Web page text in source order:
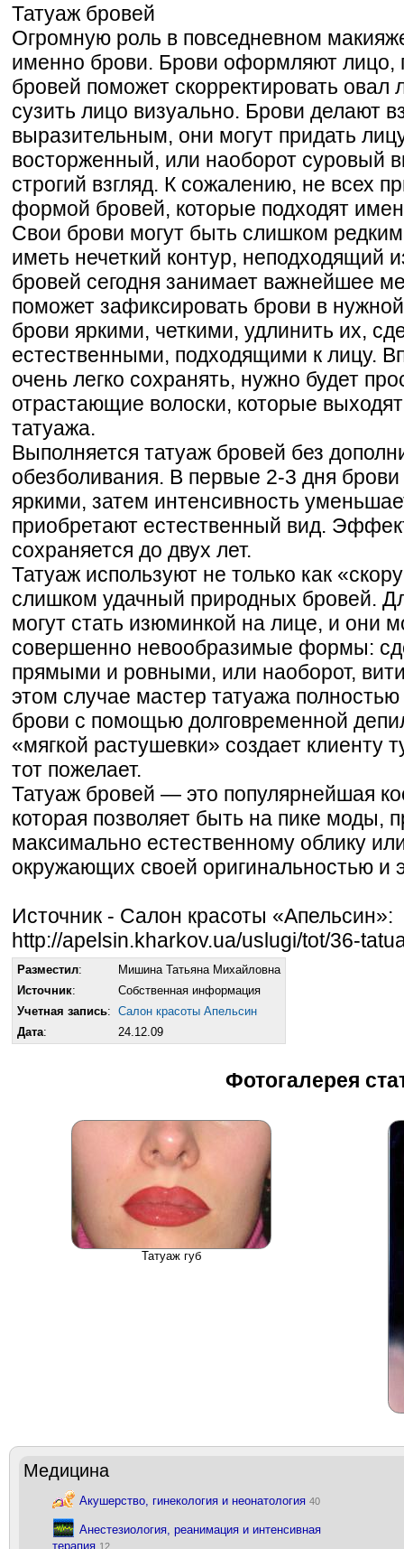
Татуаж бровей
Огромную роль в повседневном
именно брови. Брови оформляют лицо,
бровей поможет скорректировать овал
сузить лицо визуально. Брови делают
выразительным, они могут придать
восторженный, или наоборот суровый
строгий взгляд. К сожалению, не всех
формой бровей, которые подходят
Свои брови могут быть слишком
иметь нечеткий контур, неподходящий
бровей сегодня занимает важнейшее
поможет зафиксировать брови в
брови яркими, четкими, удлинить их,
естественными, подходящими к лицу.
очень легко сохранять, нужно будет
отрастающие волоски, которые
татуажа.
Выполняется татуаж бровей без
обезболивания. В первые 2-3 дня
яркими, затем интенсивность
приобретают естественный вид.
сохраняется до двух лет.
Татуаж используют не только как
слишком удачный природных бровей.
могут стать изюминкой на лице, и они
совершенно невообразимые формы:
прямыми и ровными, или наоборот,
этом случае мастер татуажа
брови с помощью долговременной
«мягкой растушевки» создает клиенту
тот пожелает.
Татуаж бровей — это популярнейшая
которая позволяет быть на пике моды,
максимально естественному облику
окружающих своей оригинальностью и
Источник - Салон красоты «Апельсин»:
http://apelsin.kharkov.ua/uslugi/tot/36-
Разместил:
Мишина Татьяна Михайловна
Источник:
Собственная информация
Учетная запись: Салон красоты Апельсин
Дата: 24.12.09
Фотогалерея
Татуаж губ
Медицина
Акушерство, гинекология и неонатология 40
Анестезиология, реанимация и интенсивная
терапия 12